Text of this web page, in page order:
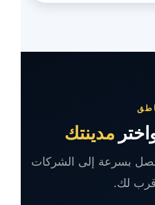
مدينتك
بسرعة إلى الشركات
لك.